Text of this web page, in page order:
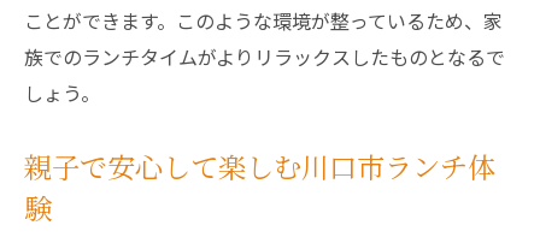
ことができます。このような環境が整っているため、家
族でのランチタイムがよりリラックスしたものとなるで
しょう。
親子で安心して楽しむ川口市ランチ体
験